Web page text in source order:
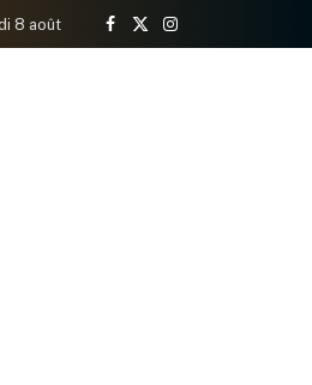
8 août
Facebook
X
Instagram